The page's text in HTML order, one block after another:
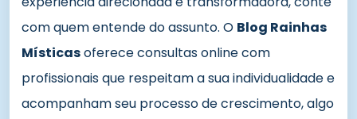
com quem entende do assunto. O Blog Rainhas
Místicasoferece consultas online com
profissionais que respeitam a sua individualidade e
acompanham seu processo de crescimento, algo